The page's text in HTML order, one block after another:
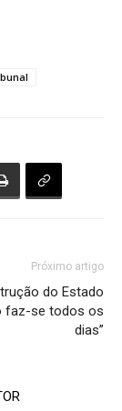
Próximo artigo
do Estado
faz-se todos os
dias”